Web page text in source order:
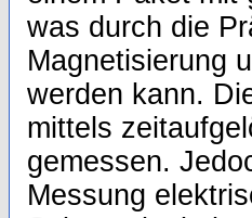
was durch die
Magnetisierung
werden kann.
mittels
gemessen.
Messung